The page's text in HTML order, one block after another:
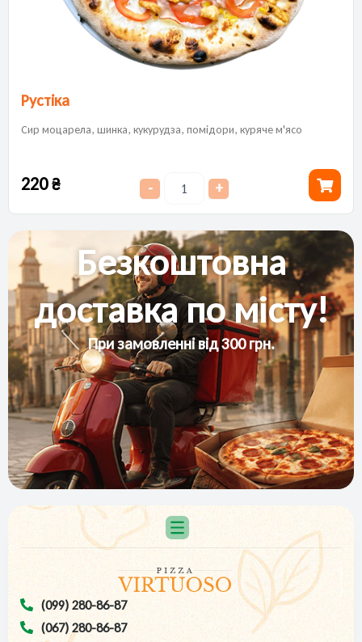
Рустіка
Сир моцарела, шинка, кукурудза, помідори, куряче м'ясо
220₴ - +
Безкоштовна
доставка по місту!
При замовленні від 300 грн.
(099) 280-86-87
(067) 280-86-87